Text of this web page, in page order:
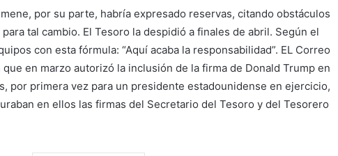
por su parte, habría expresado reservas, citando obstáculos
tal cambio. El Tesoro la despidió a finales de abril. Según el
con esta fórmula: “Aquí acaba la responsabilidad”. EL Correo
en marzo autorizó la inclusión de la firma de Donald Trump en
por primera vez para un presidente estadounidense en ejercicio,
en ellos las firmas del Secretario del Tesoro y del Tesorero